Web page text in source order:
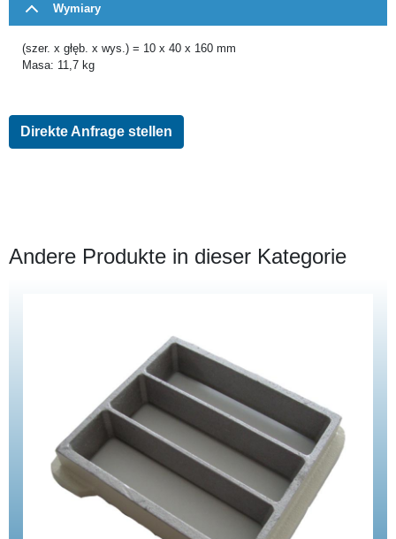
Wymiary
(szer. x głęb. x wys.) = 10 x 40 x 160 mm
Masa: 11,7 kg
Direkte Anfrage stellen
Andere Produkte in dieser Kategorie